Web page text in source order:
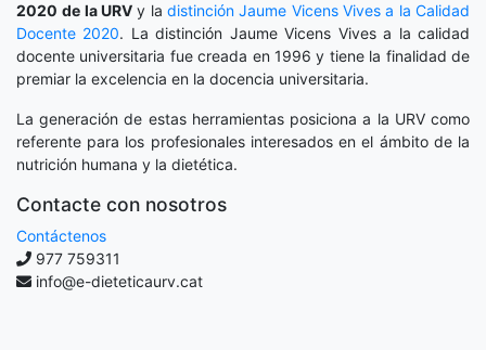
2020 de la URV y ladistinción Jaume Vicens Vives a la Calidad
Docente 2020. La distinción Jaume Vicens Vives a la calidad
docente universitaria fue creada en 1996 y tiene la finalidad de
premiar la excelencia en la docencia universitaria.
La generación de estas herramientas posiciona a la URV como
referente para los profesionales interesados en el ámbito de la
nutrición humana y la dietética.
Contacte con nosotros
Contáctenos
977 759311
info@e-dieteticaurv.cat